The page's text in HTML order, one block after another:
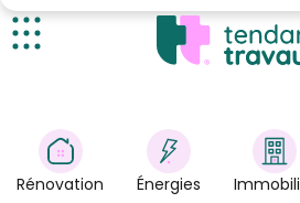
Énergies
Rénovation Énergies
Estimer sa maison
Tirer les cloisons pour rendre
Rénover les anciennes
gaz et de plomberie
Améliorer l’efficacité